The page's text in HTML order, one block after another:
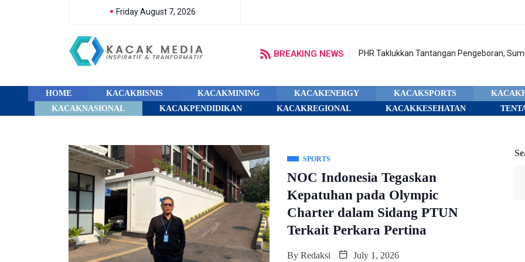
Friday August 7, 2026
BREAKING NEWS PHR Taklukkan Tantangan Pengeboran,
HOME KACAKBISNIS KACAKMINING KACAKENERGY KACAKSPORTS
KACAKNASIONAL
KACAKPENDIDIKAN KACAKREGIONAL KACAKKESEHATAN
SPORTS
NOC Indonesia Tegaskan
Kepatuhan pada Olympic
Charter dalam Sidang PTUN
Terkait Perkara Pertina
By Redaksi July 1, 2026